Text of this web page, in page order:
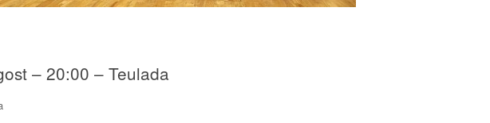
– 20:00 – Teulada